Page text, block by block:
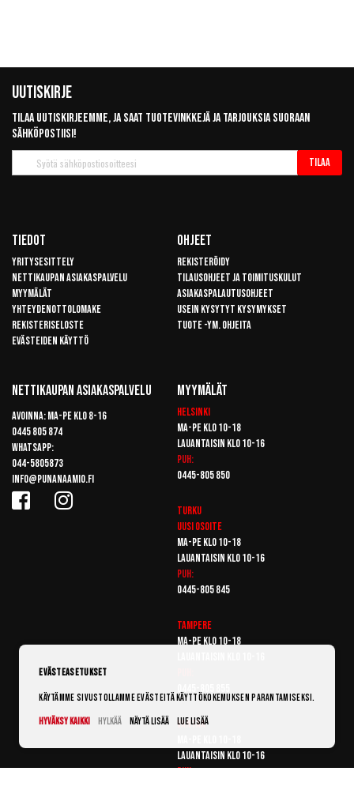
Uutiskirje
Tilaa uutiskirjeemme, ja saat tuotevinkkejä ja tarjouksia suoraan
sähköpostiisi!
uutiskirje
Tilaa
Tiedot
Yritysesittely
Nettikaupan asiakaspalvelu
Myymälät
Yhteydenottolomake
Rekisteriseloste
Evästeiden käyttö
Ohjeet
Rekisteröidy
Tilausohjeet ja toimituskulut
Asiakaspalautusohjeet
Usein kysytyt kysymykset
Tuote -ym. ohjeita
Nettikaupan Asiakaspalvelu
Avoinna: Ma-pe klo 8-16
0445 805 874
Whatsapp:
044-5805873
info@punanaamio.fi
Myymälät
Helsinki
Ma-pe klo 10-18
Lauantaisin klo 10-16
Puh:
0445-805 850
Turku
Uusi osoite
Ma-pe klo 10-18
Lauantaisin klo 10-16
Puh:
0445-805 845
Tampere
Ma-pe klo 10-18
Vantaa
Lauantaisin klo 10-16
Puh:
Evästeasetukset
Käytämme sivustollamme evästeitä käyttökokemuksen parantamiseksi.
Hyväksy kaikki
Hylkää Näytä lisää Lue lisää